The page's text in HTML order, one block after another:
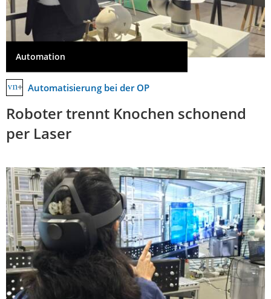
Automation
Automatisierung bei der OP
Roboter trennt Knochen schonend
per Laser